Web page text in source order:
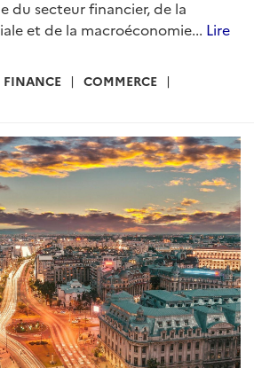
du secteur financier, de la
et de la macroéconomie... Lire
FINANCE
COMMERCE